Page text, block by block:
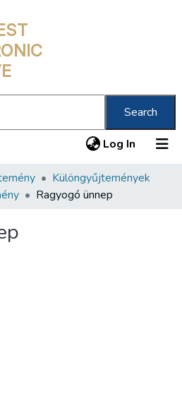
Search
Log In (current)
Különgyűjtemények
Ragyogó ünnep